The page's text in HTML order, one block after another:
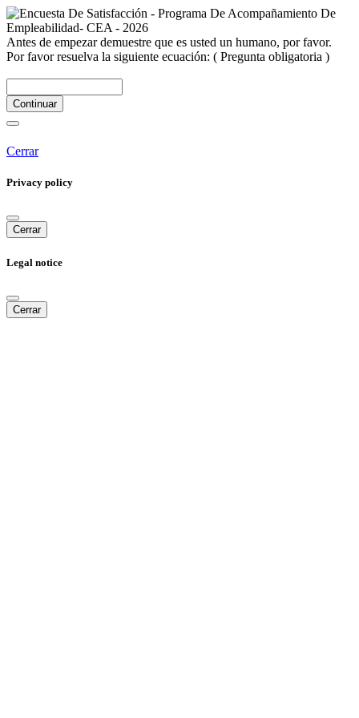
Antes de empezar demuestre que es usted un humano, por favor.
Por favor resuelva la siguiente ecuación: ( Pregunta obligatoria )
Continuar
Cerrar
Privacy policy
Cerrar
Legal notice
Cerrar